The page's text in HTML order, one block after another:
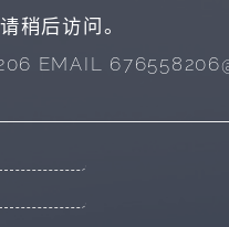
稍后访问。
EMAIL